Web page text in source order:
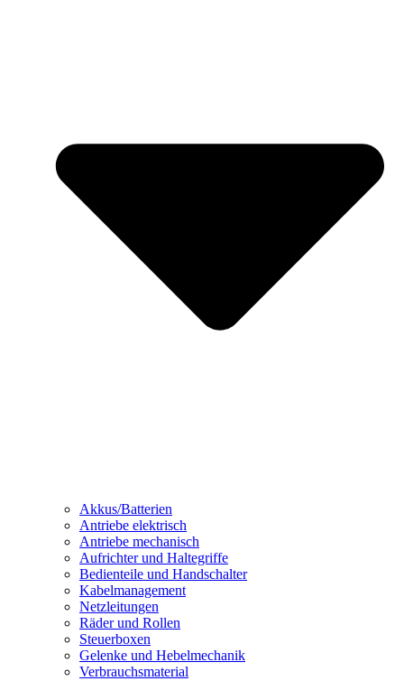
Akkus/Batterien
Antriebe elektrisch
Antriebe mechanisch
Aufrichter und Haltegriffe
Bedienteile und Handschalter
Kabelmanagement
Netzleitungen
Räder und Rollen
Steuerboxen
Gelenke und Hebelmechanik
Verbrauchsmaterial